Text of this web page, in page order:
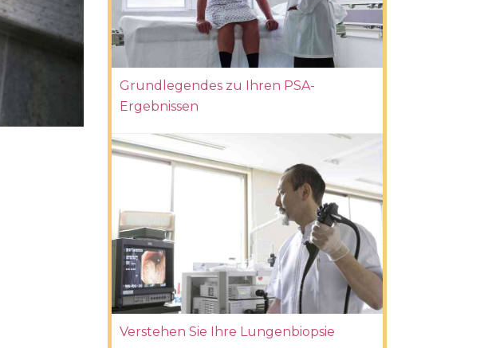
Grundlegendes zu Ihren PSA-
Ergebnissen
Verstehen Sie Ihre Lungenbiopsie